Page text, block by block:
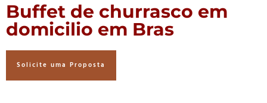
Buffet de churrasco em
domicilio em Bras
Solicite uma Proposta